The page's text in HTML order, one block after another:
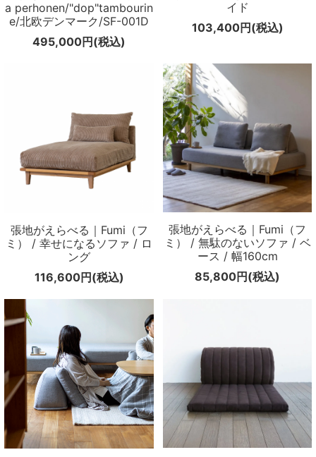
a perhonen/"dop"tambourin
e/北欧デンマーク/SF-001D
495,000円(税込)
イド
103,400円(税込)
張地がえらべる｜Fumi（フ
ミ） / 幸せになるソファ / ロ
ング
116,600円(税込)
張地がえらべる｜Fumi（フ
ミ） / 無駄のないソファ / ベ
ース / 幅160cm
85,800円(税込)